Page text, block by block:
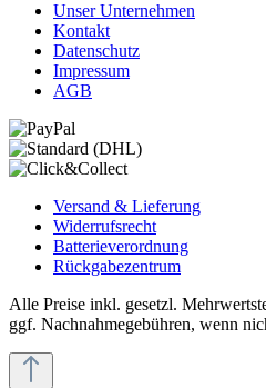
Unser Unternehmen
Kontakt
Datenschutz
Impressum
AGB
Versand & Lieferung
Widerrufsrecht
Batterieverordnung
Rückgabezentrum
Alle Preise inkl. gesetzl.
ggf. Nachnahmegebühren, wenn